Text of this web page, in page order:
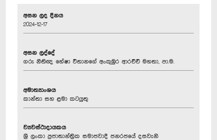
අසන ලද දිනය
2024-12-17
අසන ලද්දේ
ගරු නීතිඥ හේෂා විතානගේ අංකුඹුර ආරච්චි මහතා, පා.ම.
අමාත්‍යාංශය
කාන්තා සහ ළමා කටයුතු
ව්‍යවස්ථාදායකය
ශ්‍රී ලංකා ප්‍රජාතාන්ත්‍රික සමාජවාදී ජනරජයේ දසවැනි